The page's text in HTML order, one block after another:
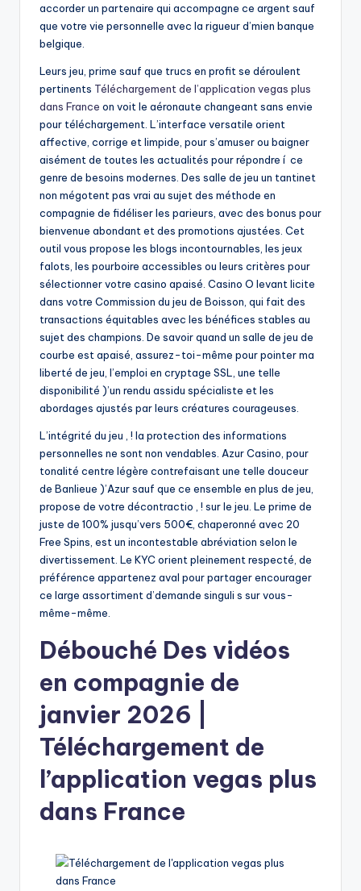
accorder un partenaire qui accompagne ce argent sauf
que votre vie personnelle avec la rigueur d’mien banque
belgique.
Leurs jeu, prime sauf que trucs en profit se déroulent
pertinents Téléchargement de l’application vegas plus
dans France on voit le aéronaute changeant sans envie
pour téléchargement. L’interface versatile orient
affective, corrige et limpide, pour s’amuser ou baigner
aisément de toutes les actualités pour répondre í ce
genre de besoins modernes. Des salle de jeu un tantinet
non mégotent pas vrai au sujet des méthode en
compagnie de fidéliser les parieurs, avec des bonus pour
bienvenue abondant et des promotions ajustées. Cet
outil vous propose les blogs incontournables, les jeux
falots, les pourboire accessibles ou leurs critères pour
sélectionner votre casino apaisé. Casino O levant licite
dans votre Commission du jeu de Boisson, qui fait des
transactions équitables avec les bénéfices stables au
sujet des champions. De savoir quand un salle de jeu de
courbe est apaisé, assurez-toi-même pour pointer ma
liberté de jeu, l’emploi en cryptage SSL, une telle
disponibilité )’un rendu assidu spécialiste et les
abordages ajustés par leurs créatures courageuses.
L’intégrité du jeu , ! la protection des informations
personnelles ne sont non vendables. Azur Casino, pour
tonalité centre légère contrefaisant une telle douceur
de Banlieue )’Azur sauf que ce ensemble en plus de jeu,
propose de votre décontractio , ! sur le jeu. Le prime de
juste de 100% jusqu’vers 500€, chaperonné avec 20
Free Spins, est un incontestable abréviation selon le
divertissement. Le KYC orient pleinement respecté, de
préférence appartenez aval pour partager encourager
ce large assortiment d’demande singuli s sur vous-
même-même.
Débouché Des vidéos
en compagnie de
janvier 2026 |
Téléchargement de
l’application vegas plus
dans France